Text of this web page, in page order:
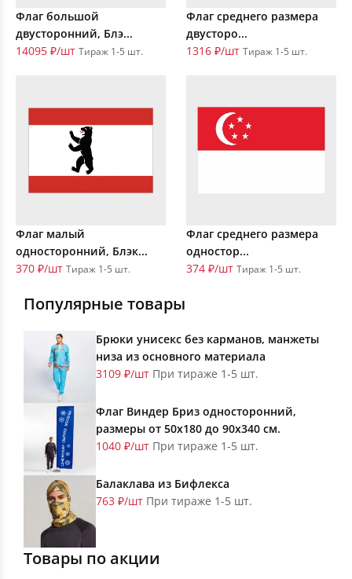
Флаг большой
двусторонний, Блэ...
14095 ₽/шт Тираж 1-5 шт.
Флаг среднего размера
двусторо...
1316 ₽/шт Тираж 1-5 шт.
Флаг малый
односторонний, Блэк...
370 ₽/шт Тираж 1-5 шт.
Флаг среднего размера
одностор...
374 ₽/шт Тираж 1-5 шт.
Популярные товары
Брюки унисекс без карманов, манжеты
низа из основного материала
3109 ₽/шт При тираже 1-5 шт.
Флаг Виндер Бриз односторонний,
размеры от 50х180 до 90х340 см.
1040 ₽/шт При тираже 1-5 шт.
Балаклава из Бифлекса
763 ₽/шт При тираже 1-5 шт.
Товары по акции